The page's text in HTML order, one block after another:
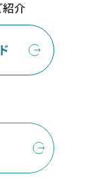
紹介